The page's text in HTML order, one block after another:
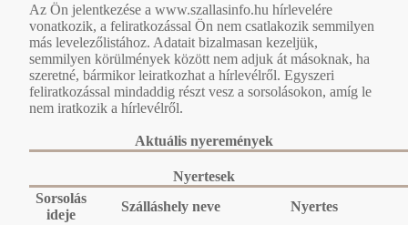
Az Ön jelentkezése a www.szallasinfo.hu hírlevelére
vonatkozik, a feliratkozással Ön nem csatlakozik semmilyen
más levelezőlistához. Adatait bizalmasan kezeljük,
semmilyen körülmények között nem adjuk át másoknak, ha
szeretné, bármikor leiratkozhat a hírlevélről. Egyszeri
feliratkozással mindaddig részt vesz a sorsolásokon, amíg le
nem iratkozik a hírlevélről.
Aktuális nyeremények
Nyertesek
Sorsolás
ideje
Szálláshely neve
Nyertes